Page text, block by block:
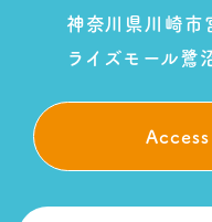
神奈川県川崎
ライズモール鷺
Access